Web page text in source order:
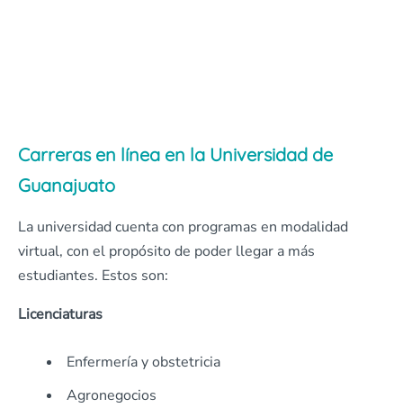
Carreras en línea en la Universidad de
Guanajuato
La universidad cuenta con programas en modalidad
virtual, con el propósito de poder llegar a más
estudiantes. Estos son:
Licenciaturas
Enfermería y obstetricia
Agronegocios